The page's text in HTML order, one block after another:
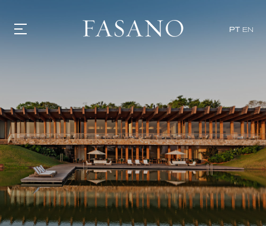
PT EN
EXPERIÊNCIAS
EVENTOS
VILLAS
SHOP | SELEZIONE
DESCUBRA
WHAT'S COOKING
CORRIERE
HISTÓRIA
SUSTENTABILIDADE
CONTATO